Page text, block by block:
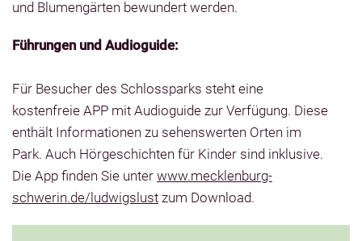
und Blumengärten bewundert werden.
Führungen und Audioguide:
Für Besucher des Schlossparks steht eine
kostenfreie APP mit Audioguide zur Verfügung. Diese
enthält Informationen zu sehenswerten Orten im
Park. Auch Hörgeschichten für Kinder sind inklusive.
Die App finden Sie unter www.mecklenburg-
schwerin.de/ludwigslust zum Download.